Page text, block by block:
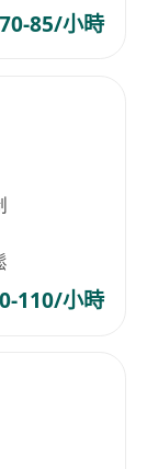
多工協作節
勤小時計
操作、顧客
85/小時
110/小時